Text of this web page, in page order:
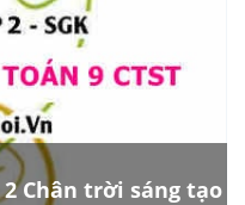
Chân trời sáng tạo